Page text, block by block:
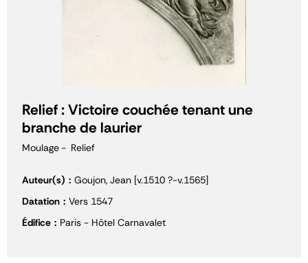
Relief : Victoire couchée tenant une
branche de laurier
Moulage Relief
Auteur(s)
Goujon, Jean [v.1510 ?-v.1565]
Datation
Vers 1547
Édifice
Paris - Hôtel Carnavalet